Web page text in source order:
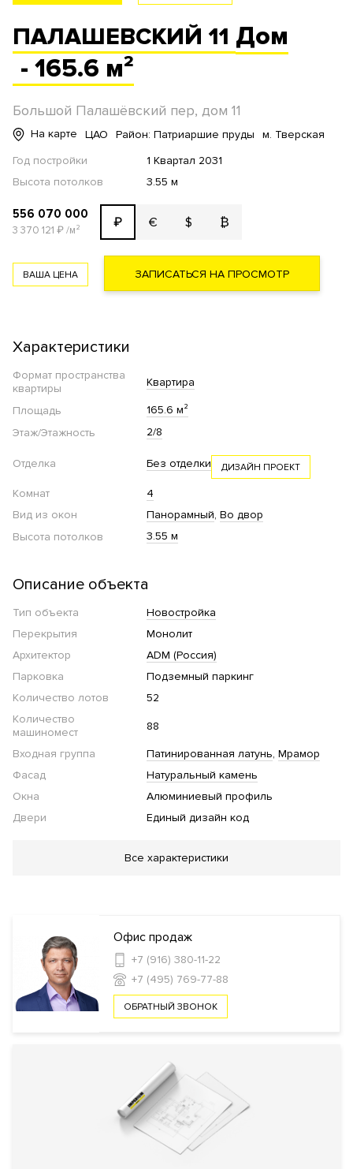
ПАЛАШЕВСКИЙ 11 Дом
- 165.6 м²
Большой Палашёвский пер, дом 11
На карте ЦАО Район: Патриаршие пруды
м. Тверская
Год постройки
1 Квартал 2031
Высота потолков
3.55 м
556 070 000
3 370 121 ₽/м² ₽ € $ ₿
ВАША ЦЕНА ЗАПИСАТЬСЯ НА ПРОСМОТР
Характеристики
Формат пространства
квартиры
Квартира
Площадь
165.6 м²
Этаж/Этажность
2/8
Отделка Без отделки ДИЗАЙН ПРОЕКТ
Комнат
4
Вид из окон
Панорамный Во двор
Высота потолков
3.55 м
Описание объекта
Тип объекта
Новостройка
Перекрытия
Монолит
Архитектор
ADM (Россия)
Парковка
Подземный паркинг
Количество лотов
52
Количество
машиномест
88
Входная группа Патинированная латунь Мрамор
Фасад
Натуральный камень
Окна
Алюминиевый профиль
Двери
Единый дизайн код
Инфраструктура в доме
Детская игровая комната Лаундж
Безопасность
Видеонаблюдение
Система управления парковкой с
функцией распознавания номеров
автомобилей
Доступ по магнитным картам на
каждый этаж
Все характеристики
Офис продаж
+7 (916) 380-11-22
+7 (495) 769-77-88
ОБРАТНЫЙ ЗВОНОК